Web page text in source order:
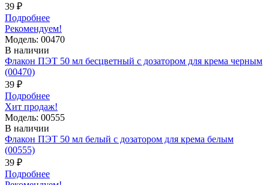
39 ₽
Подробнее
Рекомендуем!
Модель: 00470
В наличии
Флакон ПЭТ 50 мл бесцветный с дозатором для крема черным
(00470)
39 ₽
Подробнее
Хит продаж!
Модель: 00555
В наличии
Флакон ПЭТ 50 мл белый с дозатором для крема белым
(00555)
39 ₽
Подробнее